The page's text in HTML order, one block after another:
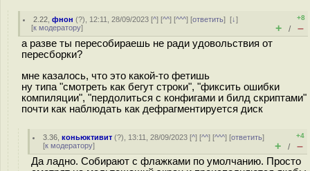
2.22 ,фнон (?), 12:11, 28/09/2023 [^] [^^] [^^^] [ответить][↓]
[к модератору]
+8
+ / –
а разве ты пересобираешь не ради удовольствия от
пересборки?
мне казалось, что это какой-то фетишь
ну типа "смотреть как бегут строки", "фиксить ошибки
компиляции", "пердолиться с конфигами и билд скриптами"
почти как наблюдать как дефрагментируется диск
3.36 ,коньюктивит (?), 13:11, 28/09/2023 [^] [^^] [^^^] [ответить]
[к модератору]
+4
+ / –
Да ладно. Собирают с флажками по умолчанию. Просто